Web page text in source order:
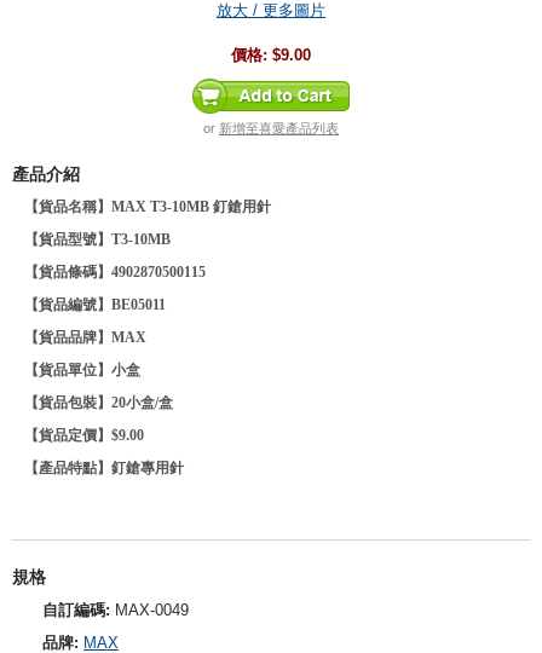
放大 / 更多圖片
價格: $9.00
or 新增至喜愛產品列表
產品介紹
【貨品名稱】MAX T3-10MB 釘鎗用針
【貨品型號】 T3-10MB
【貨品條碼】4902870500115
【貨品編號】BE05011
【貨品品牌】 MAX
【貨品單位】小盒
【貨品包裝】20小盒/盒
【貨品定價】$9.00
【產品特點】 釘鎗專用針
規格
自訂編碼: MAX-0049
品牌: MAX